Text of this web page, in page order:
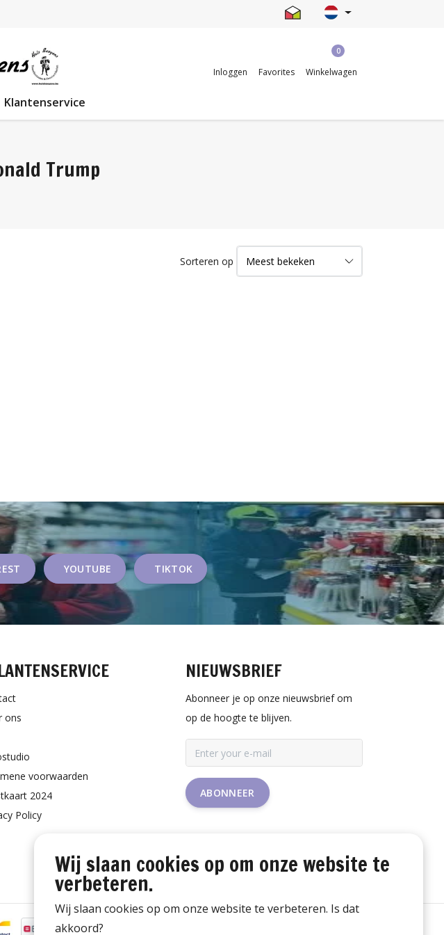
Inloggen Favorites
0
Winkelwagen
Klantenservice
Trump
Sorteren op
YOUTUBE TIKTOK
ons
voorwaarden
2024
Policy
NIEUWSBRIEF
Abonneer je op onze nieuwsbrief om
op de hoogte te blijven.
ABONNEER
Wij slaan cookies op om onze website te
verbeteren.
Wij slaan cookies op om onze website te verbeteren. Is dat
akkoord?